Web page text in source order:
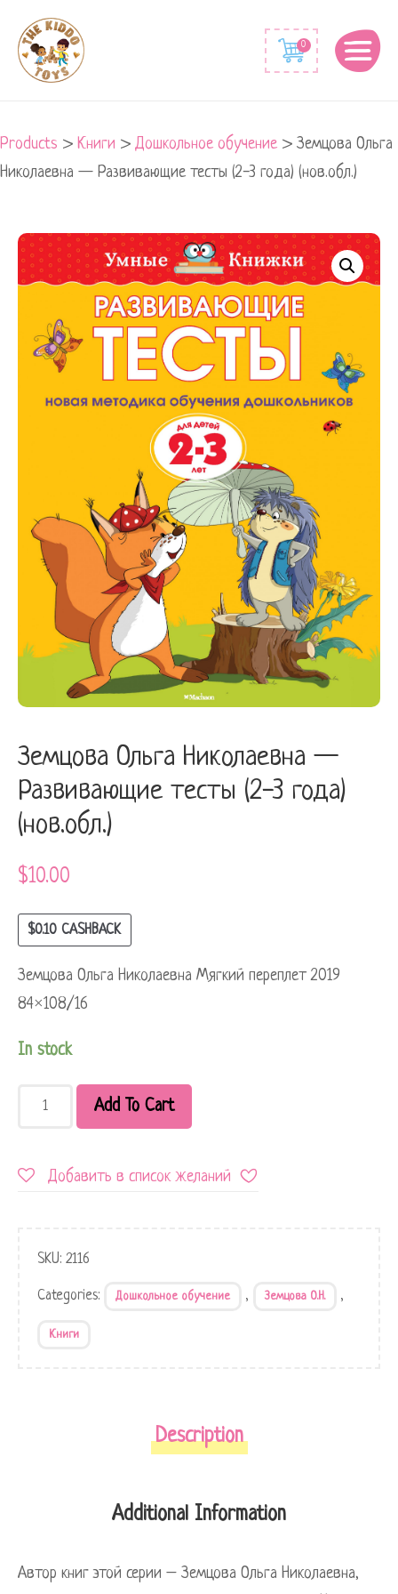
0
Products > Книги > Дошкольное обучение > Земцова Ольга
Николаевна — Развивающие тесты (2-3 года) (нов.обл.)
Земцова Ольга Николаевна —
Развивающие тесты (2-3 года)
(нов.обл.)
$10.00
$0.10 CASHBACK
Земцова Ольга Николаевна Мягкий переплет 2019
84×108/16
In stock
Земцова
Ольга
Развивающие
quantity
Add To Cart
Добавить в список желаний
SKU: 2116
Categories: Дошкольное обучение , Земцова О.Н. ,
Книги
Description
Additional Information
Автор книг этой серии – Земцова Ольга Николаевна,